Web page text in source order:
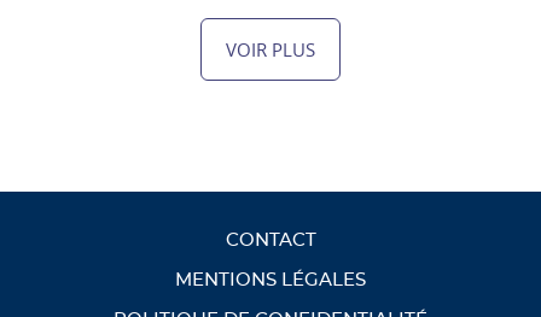
VOIR PLUS
CONTACT
MENTIONS LÉGALES